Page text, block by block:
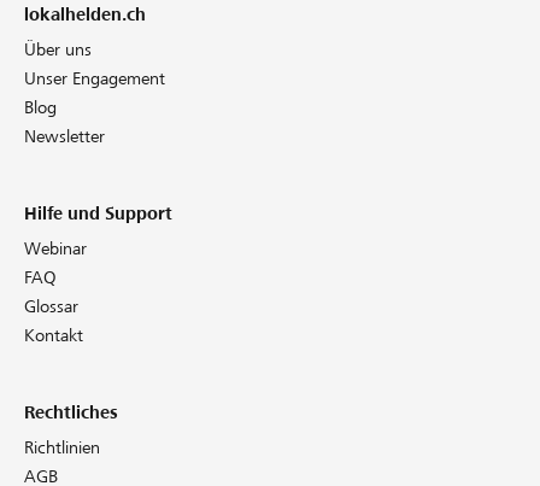
lokalhelden.ch
Über uns
Unser Engagement
Blog
Newsletter
Hilfe und Support
Webinar
FAQ
Glossar
Kontakt
Rechtliches
Richtlinien
AGB